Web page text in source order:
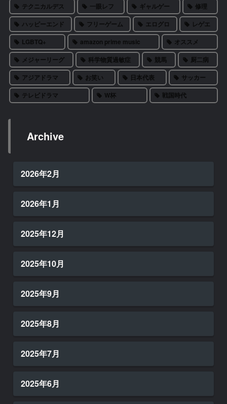
テクニカルデス 一眼レフ ギャルゲー
修理
ハッピーエンド
フリーゲーム エログロ
レゲエ
LGBTQ+
amazon prime music
オススメ
メジャーリーグ
科学物質過敏症 競馬
厨二病
アジアドラマ
お笑い 日本代表
サッカー
テレビドラマ
W杯 戦国時代
Archive
2026年2月
2026年1月
2025年12月
2025年10月
2025年9月
2025年8月
2025年7月
2025年6月